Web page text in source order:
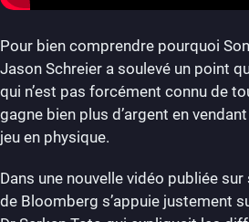
Pour bien comprendre pourquoi
Jason Schreier a soulevé un point
qui n’est pas forcément connu de
gagne bien plus d’argent en
jeu en physique.
Dans une nouvelle vidéo publiée
de Bloomberg s’appuie justement